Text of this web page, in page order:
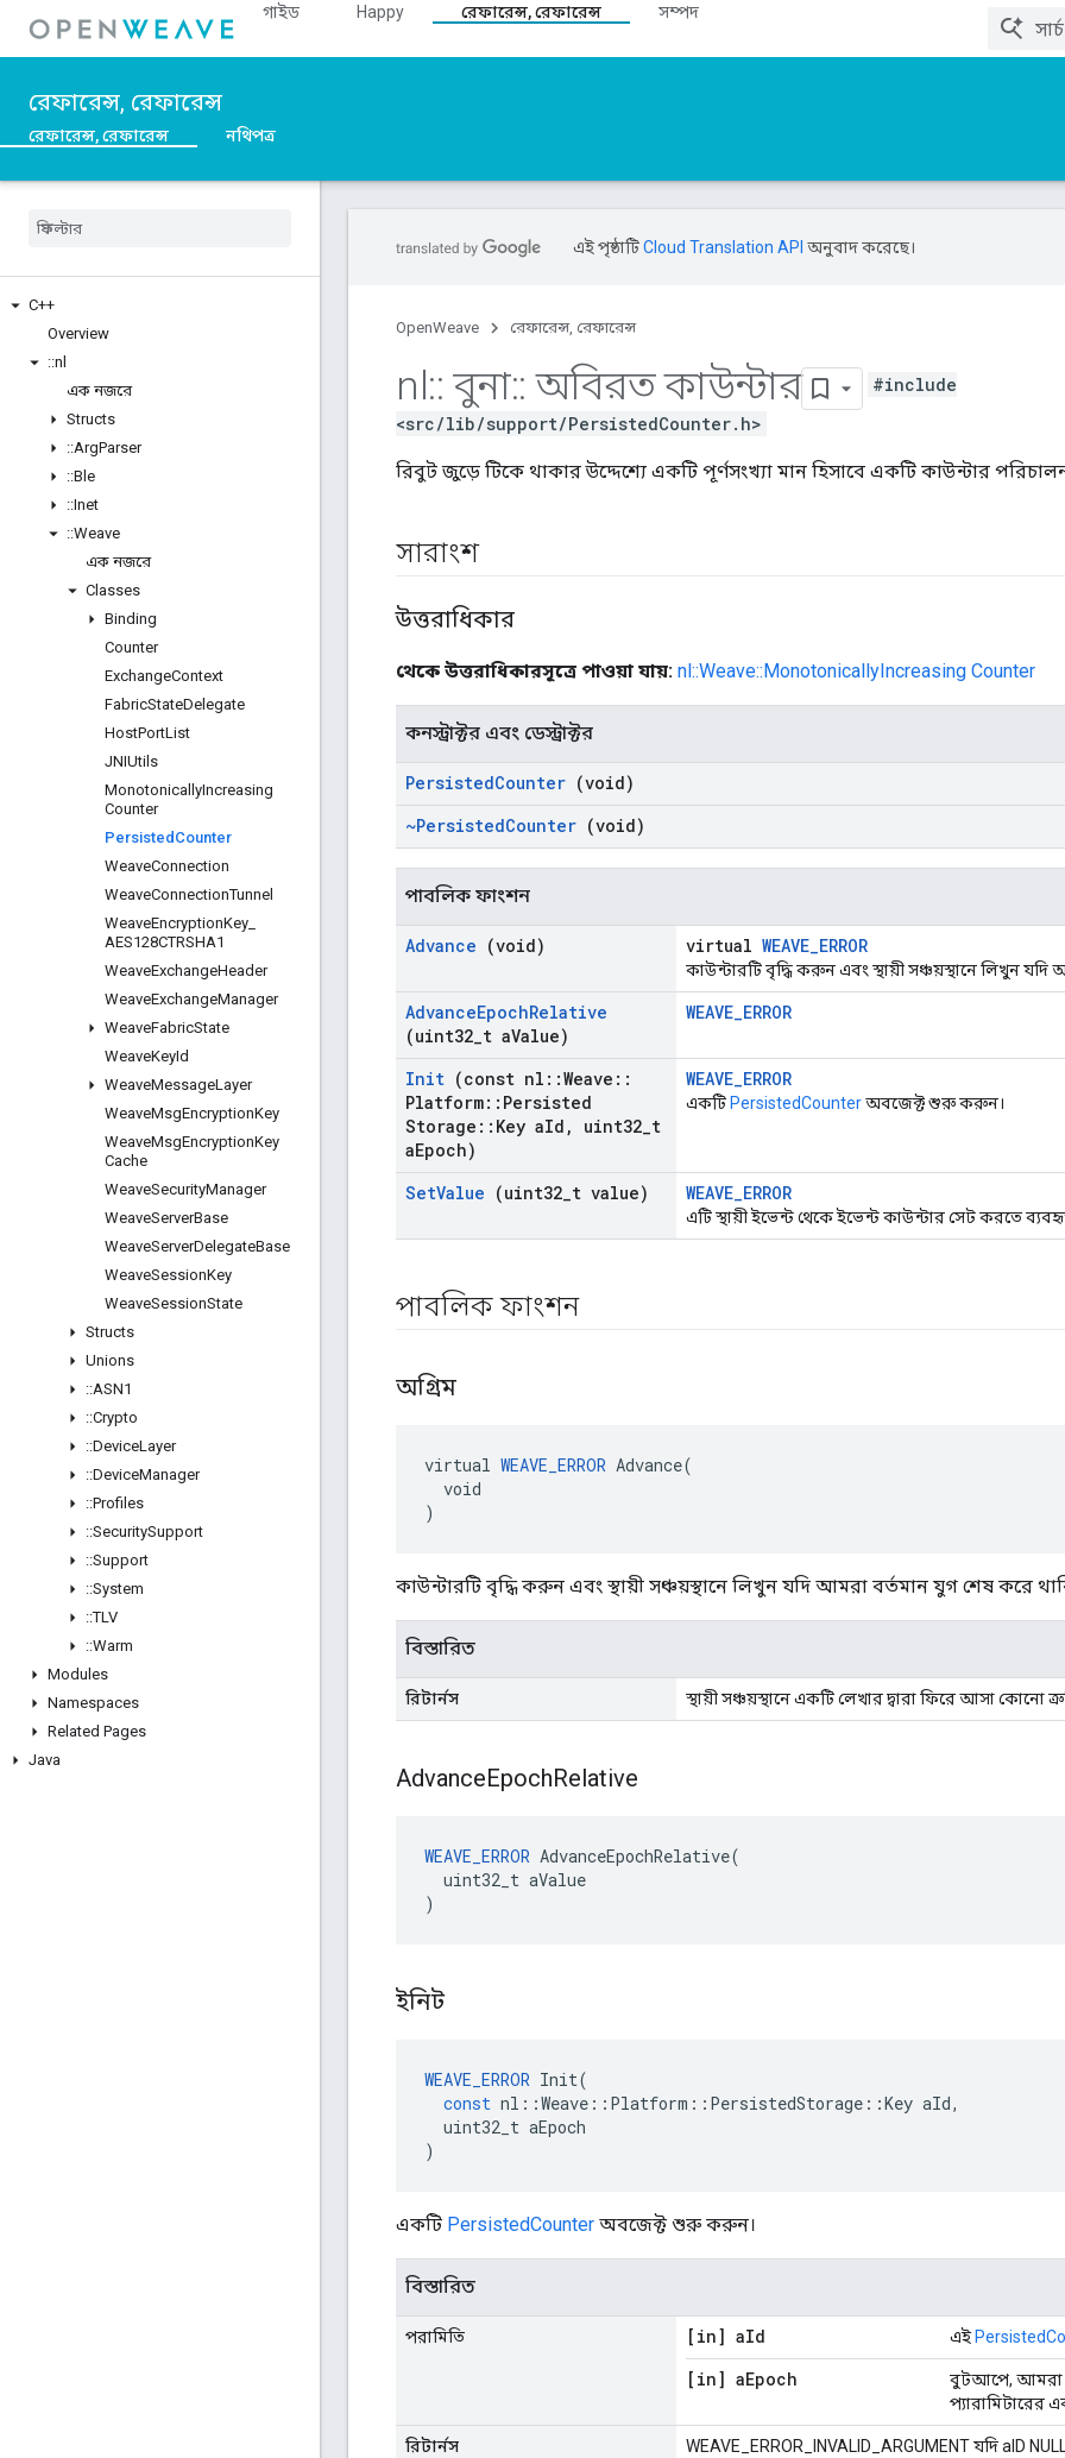
গাইড Happy রেফারেন্স, রেফারেন্স সম্পদ
রেফারেন্স, রেফারেন্স
রেফারেন্স, রেফারেন্স নথিপত্র
C++
Overview
::nl
এক নজরে
Structs
::ArgParser
::Ble
::Inet
::Weave
এক নজরে
Classes
Binding
Counter
ExchangeContext
FabricStateDelegate
HostPortList
JNIUtils
MonotonicallyIncreasing
Counter
Persisted Counter
WeaveConnection
WeaveConnectionTunnel
WeaveEncryptionKey
AES128CTRSHA1
WeaveExchangeHeader
WeaveExchangeManager
WeaveFabricState
WeaveKeyId
WeaveMessageLayer
WeaveMsgEncryptionKey
WeaveMsgEncryptionKey
Cache
WeaveSecurityManager
WeaveServerBase
WeaveServerDelegateBase
WeaveSessionKey
WeaveSessionState
Structs
Unions
::ASN1
::Crypto
::DeviceLayer
::DeviceManager
::Profiles
::SecuritySupport
::Support
::System
::TLV
::Warm
Modules
Namespaces
Related Pages
Java
এই পৃষ্ঠাটিCloud Translation API অনুবাদ করেছে।
OpenWeave রেফারেন্স, রেফারেন্স
nl:: বুনা:: অবিরত কাউন্টার
#include
<src/lib/support/PersistedCounter.h>
রিবুট জুড়ে টিকে থাকার উদ্দেশ্যে একটি পূর্ণসংখ্যা মান হিসাবে একটি কাউন্টার
সারাংশ
উত্তরাধিকার
থেকে উত্তরাধিকারসূত্রে পাওয়া যায়: nl::Weave::MonotonicallyIncreasing Counter
কনস্ট্রাক্টর এবং ডেস্ট্রাক্টর
PersistedCounter (void)
~PersistedCounter (void)
পাবলিক ফাংশন
Advance (void) virtual WEAVE_ERROR
কাউন্টারটি বৃদ্ধি করুন এবং স্থায়ী সঞ্চয়স্থানে লিখুন
AdvanceEpochRelative
(uint32 t aValue)
WEAVE_ERROR
Init (const nl ::Weave ::
Platform:: Persisted
Storage :: Key aId , uint32 t
aEpoch)
WEAVE_ERROR
একটি PersistedCounterঅবজেক্ট শুরু করুন।
SetValue (uint32 t value) WEAVE_ERROR
এটি স্থায়ী ইভেন্ট থেকে ইভেন্ট কাউন্টার সেট করতে
পাবলিক ফাংশন
অগ্রিম
virtual WEAVE_ERROR Advance(
  void
)
কাউন্টারটি বৃদ্ধি করুন এবং স্থায়ী সঞ্চয়স্থানে লিখুন যদি আমরা বর্তমান যুগ শেষ করে
বিস্তারিত
রিটার্নস স্থায়ী সঞ্চয়স্থানে একটি লেখার দ্বারা ফিরে আসা কোনো
AdvanceEpochRelative
WEAVE_ERROR AdvanceEpochRelative(
  uint32_t aValue
)
ইনিট
WEAVE_ERROR Init(
const nl ::Weave :: Platform :: PersistedStorage ::Key aId,
uint32_t aEpoch
)
একটি PersistedCounter অবজেক্ট শুরু করুন।
বিস্তারিত
পরামিতি [in] aId এই
[in] aEpoch
বুটআপে, আমরা
প্যারামিটারের
রিটার্নস
WEAVE_ERROR_INVALID_ARGUMENT যদি aID